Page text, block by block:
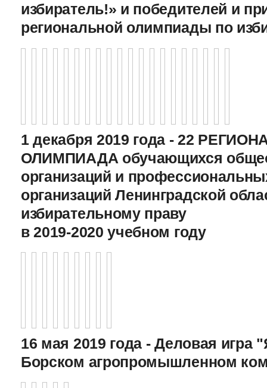
избиратель!» и победителей и
региональной олимпиады по
1 декабря 2019 года - 22
ОЛИМПИАДА обучающихся
организаций и
организаций Ленинградской
избирательному праву
в 2019-2020 учебном году
16 мая 2019 года - Деловая игра
Борском агропромышленном